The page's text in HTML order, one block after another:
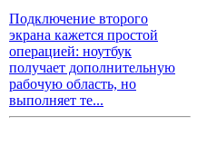
Подключение второго
экрана кажется простой
операцией: ноутбук
получает дополнительную
рабочую область, но
выполняет те...